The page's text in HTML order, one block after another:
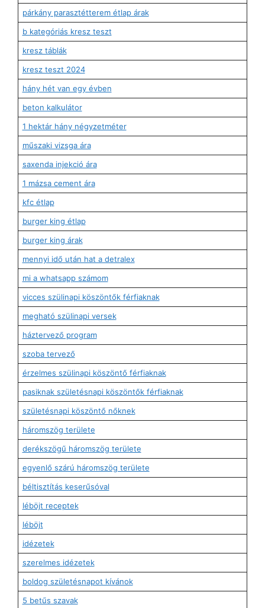
párkány parasztétterem étlap árak
b kategóriás kresz teszt
kresz táblák
kresz teszt 2024
hány hét van egy évben
beton kalkulátor
1 hektár hány négyzetméter
műszaki vizsga ára
saxenda injekció ára
1 mázsa cement ára
kfc étlap
burger king étlap
burger king árak
mennyi idő után hat a detralex
mi a whatsapp számom
vicces szülinapi köszöntők férfiaknak
megható szülinapi versek
háztervező program
szoba tervező
érzelmes szülinapi köszöntő férfiaknak
pasiknak születésnapi köszöntők férfiaknak
születésnapi köszöntő nőknek
háromszög területe
derékszögű háromszög területe
egyenlő szárú háromszög területe
béltisztítás keserűsóval
léböjt receptek
léböjt
idézetek
szerelmes idézetek
boldog születésnapot kívánok
5 betűs szavak